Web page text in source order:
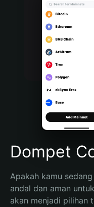
Português (Portugal)
Bahasa Indonesia
Português (Brasil)
Español (Argentina)
Dompet
Apakah kamu
andal dan aman
akan menjadi pilihan